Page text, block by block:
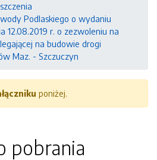
Podlaskiego o wydaniu
12.08.2019 r. o zezwoleniu na
na budowie drogi
Maz. - Szczuczyn
poniżej.
pobrania